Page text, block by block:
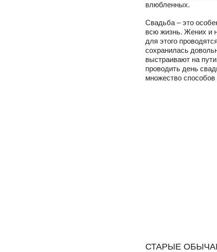
влюбленных.
Свадьба – это
всю жизнь. Жених и
для этого
сохранилась
выстраивают на
проводить день
множество
СТАРЫЕ